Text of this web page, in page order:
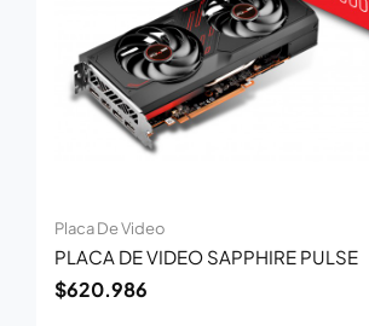
Placa De Video
PLACA DE VIDEO SAPPHIRE PULSE
$620.986